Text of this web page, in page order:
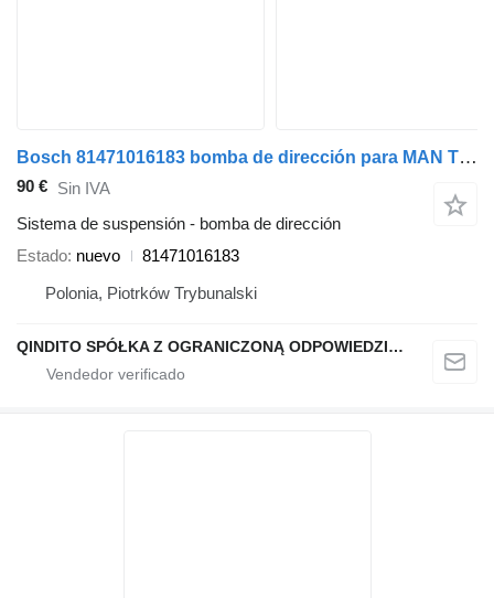
Bosch 81471016183 bomba de dirección para MAN TGA TGX TGL TGM L2000 F2000 camión
90 € Sin IVA
Sistema de suspensión - bomba de dirección
Estado nuevo
81471016183
Polonia, Piotrków Trybunalski
QINDITO SPÓŁKA Z OGRANICZONĄ ODPOWIEDZIALNOŚCIĄ